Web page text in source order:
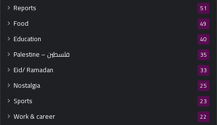
Reports 51
Food 49
Education 40
Palestine – فلسطين 35
Eid/ Ramadan 33
Nostalgia 25
Sports 23
Work & career 22